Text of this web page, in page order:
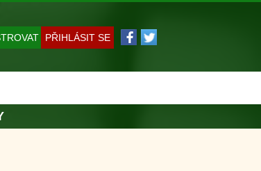
PŘIHLÁSIT SE